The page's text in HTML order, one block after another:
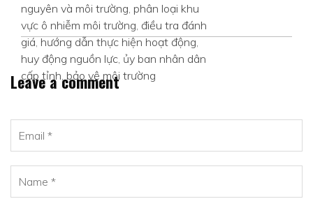
nguyên và môi trường phân loại khu
vực ô nhiễm môi trường điều tra đánh
giá,hướng dẫn thực hiện hoạt động,
huy động nguồn lực ủy ban nhân dân
cấp tỉnh bảo vệ môi trường
Leave a comment